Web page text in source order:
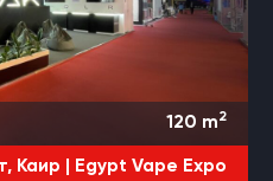
120 m2
Каир | Egypt Vape Expo